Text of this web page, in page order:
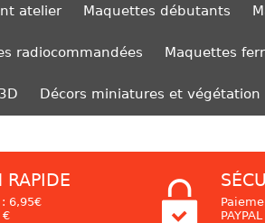
atelier Maquettes débutants
radiocommandées Maquettes
Décors miniatures et végétation
RAPIDE
6,95€
€
PAYPAL